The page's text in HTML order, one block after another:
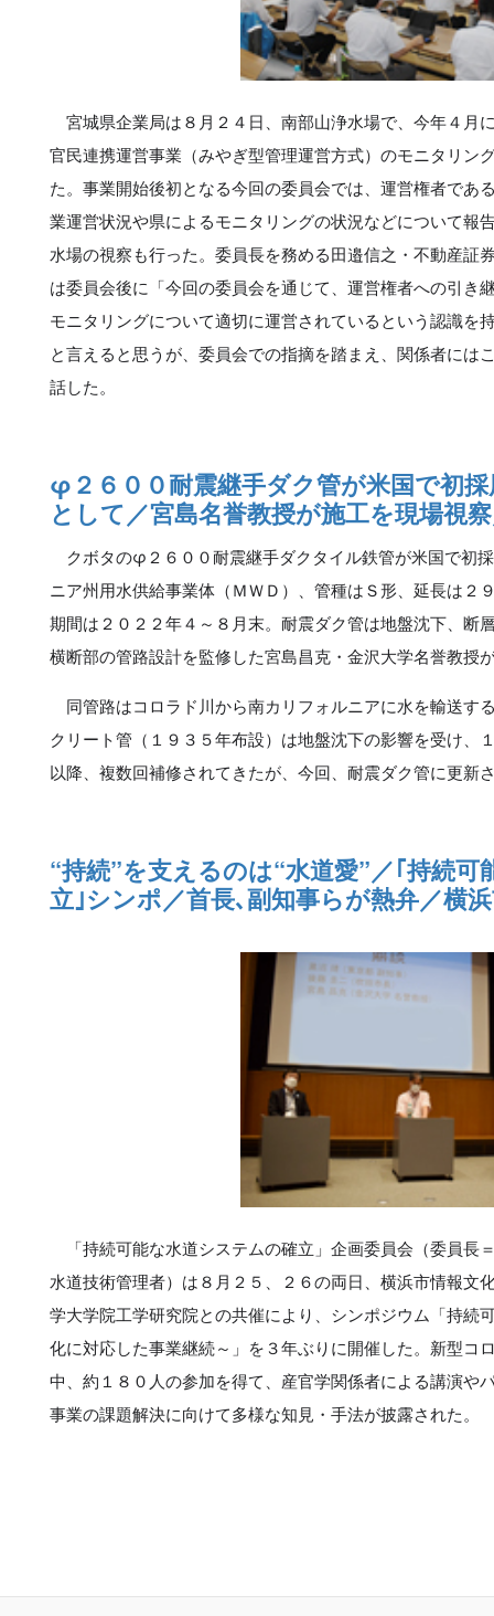
宮城県企業局は８月２４日、南部山浄水場で、今年４月
官民連携運営事業（みやぎ型管理運営方式）のモニタリン
た。事業開始後初となる今回の委員会では、運営権者であ
業運営状況や県によるモニタリングの状況などについて報
水場の視察も行った。委員長を務める田邉信之・不動産証
は委員会後に「今回の委員会を通じて、運営権者への引き
モニタリングについて適切に運営されているという認識を
と言えると思うが、委員会での指摘を踏まえ、関係者には
話した。
φ２６００耐震継手ダク管が米国で初
として／宮島名誉教授が施工を現場視
クボタのφ２６００耐震継手ダクタイル鉄管が米国で初
ニア州用水供給事業体（ＭＷＤ）、管種はＳ形、延長は２
期間は２０２２年４～８月末。耐震ダク管は地盤沈下、断
横断部の管路設計を監修した宮島昌克・金沢大学名誉教授
同管路はコロラド川から南カリフォルニアに水を輸送す
クリート管（１９３５年布設）は地盤沈下の影響を受け、
以降、複数回補修されてきたが、今回、耐震ダク管に更新
“持続”を支えるのは“水道愛”／｢持続
立｣シンポ／首長､副知事らが熱弁／横
「持続可能な水道システムの確立」企画委員会（委員長
水道技術管理者）は８月２５、２６の両日、横浜市情報文
学大学院工学研究院との共催により、シンポジウム「持続
化に対応した事業継続～」を３年ぶりに開催した。新型コ
中、約１８０人の参加を得て、産官学関係者による講演や
事業の課題解決に向けて多様な知見・手法が披露された。